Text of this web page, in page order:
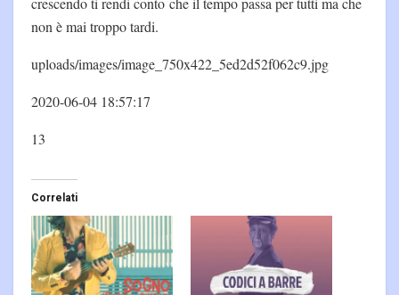
non è mai troppo tardi.
uploads/images/image_750x422_5ed2d52f062c9.jpg
2020-06-04 18:57:17
13
Correlati